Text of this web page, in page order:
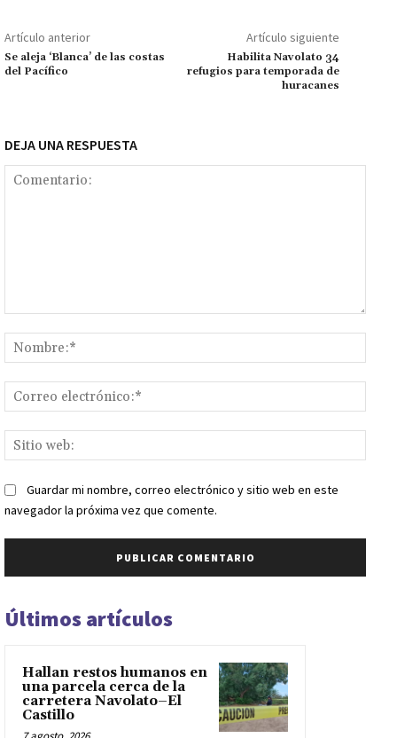
k p
r
n
k
ar
tir
Artículo anterior
Se aleja ‘Blanca’ de las costas
del Pacífico
Artículo siguiente
Habilita Navolato 34
refugios para temporada de
huracanes
DEJA UNA RESPUESTA
web:
Guardar mi nombre, correo electrónico y sitio web en este
navegador la próxima vez que comente.
Últimos artículos
Hallan restos humanos en
una parcela cerca de la
carretera Navolato–El
Castillo